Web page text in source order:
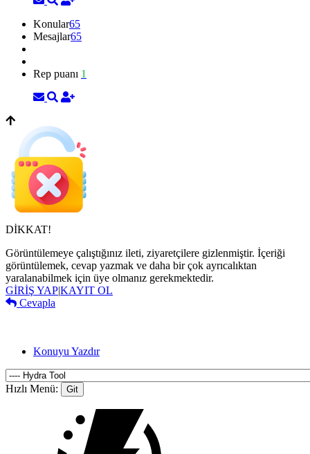
Konular65
Mesajlar65
Rep puanı 1
DİKKAT!
Görüntülemeye çalıştığınız ileti, ziyaretçilere gizlenmiştir. İçeriği
görüntülemek, cevap yazmak ve daha bir çok ayrıcalıktan
yaralanabilmek için üye olmanız gerekmektedir.
GİRİŞ YAP|KAYIT OL
Cevapla
Konuyu Yazdır
Hızlı Menü: